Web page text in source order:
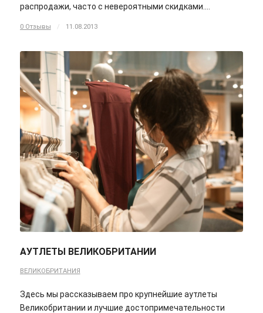
распродажи, часто с невероятными скидками.…
0 Отзывы / 11.08.2013
АУТЛЕТЫ ВЕЛИКОБРИТАНИИ
ВЕЛИКОБРИТАНИЯ
Здесь мы рассказываем про крупнейшие аутлеты
Великобритании и лучшие достопримечательности